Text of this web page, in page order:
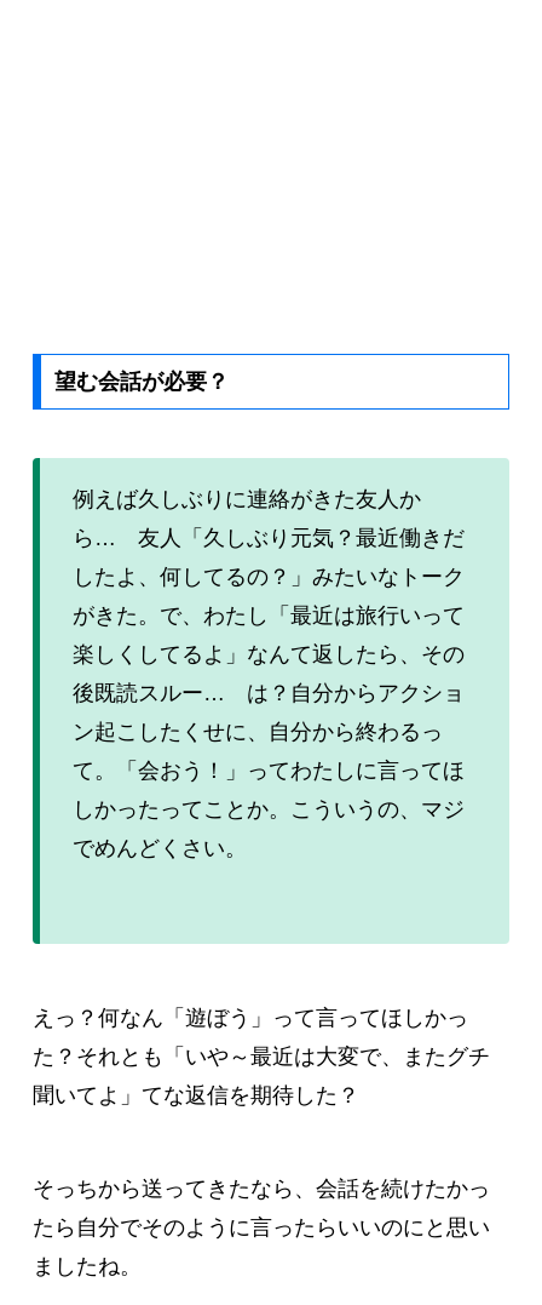
望む会話が必要？
例えば久しぶりに連絡がきた友人か
ら… 友人「久しぶり元気？最近働きだ
したよ、何してるの？」みたいなトーク
がきた。で、わたし「最近は旅行いって
楽しくしてるよ」なんて返したら、その
後既読スルー… は？自分からアクショ
ン起こしたくせに、自分から終わるっ
て。「会おう！」ってわたしに言ってほ
しかったってことか。こういうの、マジ
でめんどくさい。
えっ？何なん「遊ぼう」って言ってほしかっ
た？それとも「いや～最近は大変で、またグチ
聞いてよ」てな返信を期待した？
そっちから送ってきたなら、会話を続けたかっ
たら自分でそのように言ったらいいのにと思い
ましたね。